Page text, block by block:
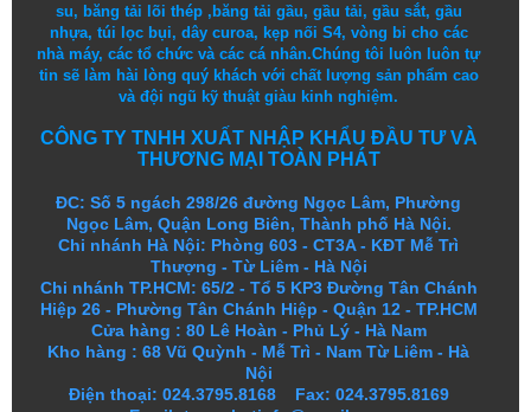
su, băng tải lõi thép,băng tải gầu, gầu tải, gầu sắt, gầu
nhựa, túi lọc bụi, dây curoa, kẹp nối S4, vòng bi cho các
nhà máy, các tổ chức và các cá nhân.Chúng tôi luôn luôn tự
tin sẽ làm hài lòng quý khách với chất lượng sảnphẩm cao
và đội ngũ kỹ thuật giàu kinh nghiệm.
CÔNG TY TNHH XUẤT NHẬP KHẨU ĐẦU TƯ VÀ
THƯƠNG MẠI TOÀN PHÁT
ĐC: Số 5 ngách 298/26 đường Ngọc Lâm, Phường
Ngọc Lâm, Quận Long Biên, Thành phố Hà Nội.
Chi nhánh Hà Nội: Phòng 603 - CT3A - KĐT Mễ Trì
Thượng - Từ Liêm - Hà Nội
Chi nhánh TP.HCM: 65/2 - Tổ 5 KP3 Đường Tân Chánh
Hiệp 26 - Phường Tân Chánh Hiệp - Quận 12 - TP.HCM
Cửa hàng : 80 Lê Hoàn - Phủ Lý - Hà Nam
Kho hàng :68 Vũ Quỳnh - Mễ Trì - Nam Từ Liêm - Hà
Nội
Điện thoại: 024.3795.8168 Fax: 024.3795.8169